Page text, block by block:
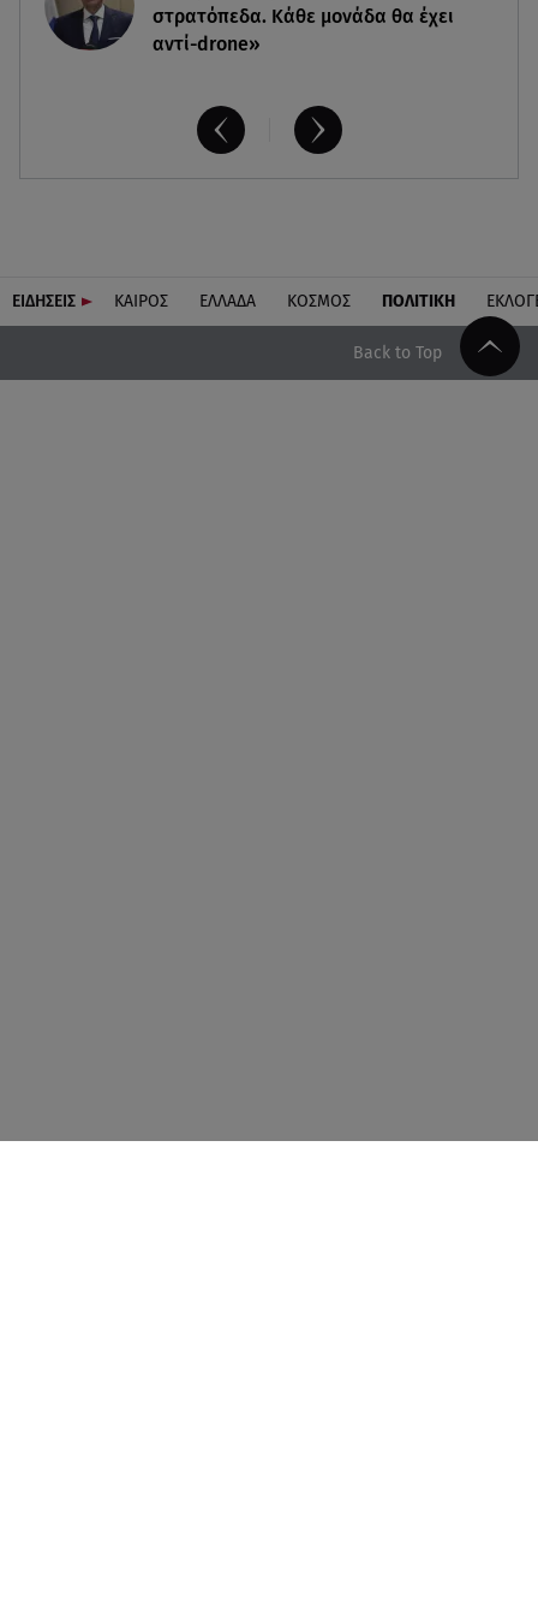
στρατόπεδα. Kάθε μονάδα θα έχει
αντί-drone»
ΕΙΔΗΣΕΙΣ ΚΑΙΡΟΣ ΕΛΛΑΔΑ ΚΟΣΜΟΣ ΠΟΛΙΤΙΚΗ
Back to Top